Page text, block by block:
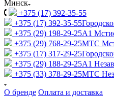
Минск
+375 (17) 392-35-55
+375 (17) 392-35-55
+375 (29) 198-29-25A1
+375 (29) 768-29-25МТС
+375 (17) 317-29-25
+375 (29) 188-29-25A1
+375 (33) 378-29-25МТС
О бренде Оплата и доставка